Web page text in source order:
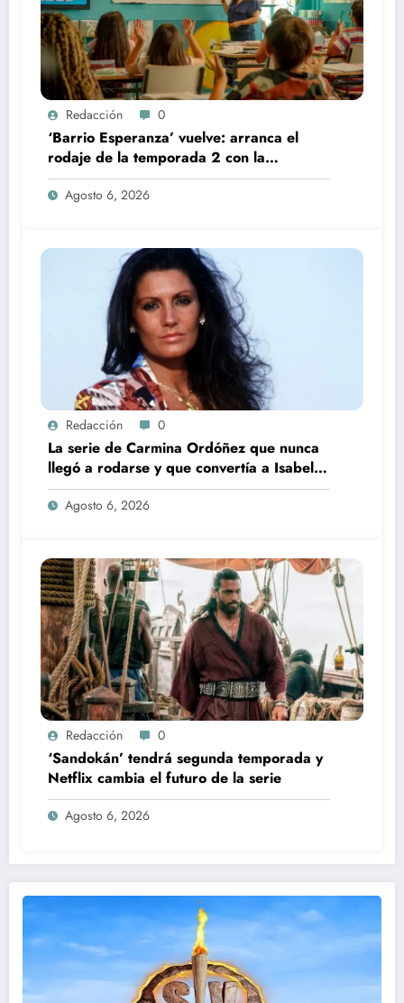
Redacción 0
‘Barrio Esperanza’ vuelve: arranca el
rodaje de la temporada 2 con la
incorporación de María Castro
Agosto 6, 2026
Redacción 0
La serie de Carmina Ordóñez que nunca
llegó a rodarse y que convertía a Isabel
Pantoja en la gran antagonista
Agosto 6, 2026
Redacción 0
‘Sandokán’ tendrá segunda temporada y
Netflix cambia el futuro de la serie
Agosto 6, 2026